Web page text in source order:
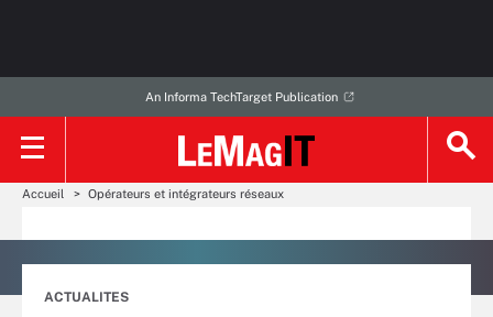
An Informa TechTarget Publication
Accueil Opérateurs et intégrateurs réseaux
ACTUALITES